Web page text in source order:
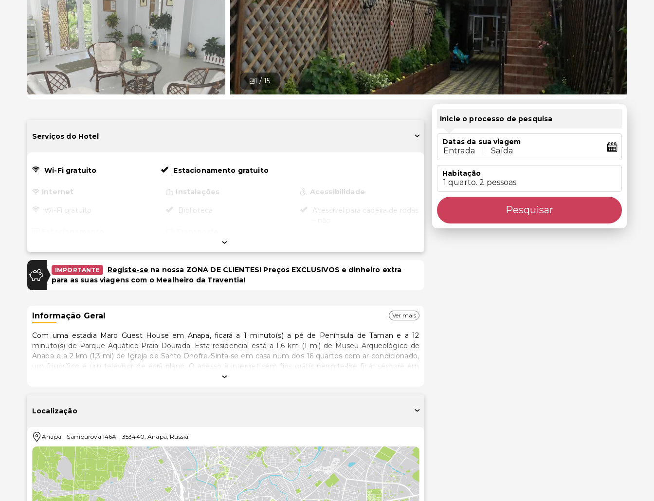
1 /15
Serviços do Hotel
Wi-Fi gratuito Estacionamento gratuito
Internet
Wi-Fi gratuito
Estacionamento gratuito
Instalações
Biblioteca
Transporte para o aeroporto
Acessibilidade
Acessível para cadeira de rodas
Serviço de lavanderia
IMPORTANTE Registe-se na nossa ZONA DE CLIENTES! Preços EXCLUSIVOS e dinheiro extra
para as suas viagens com o Mealheiro da Traventia!
Informação Geral Ver mais
Com uma estadia Maro Guest House em Anapa, ficará a 1 minuto(s) a pé de Península de Taman e a 12
minuto(s) de Parque Aquático Praia Dourada. Esta residencial está a 1,6 km (1 mi) de Museu Arqueológico de
Anapa e a 2 km (1,3 mi) de Igreja de Santo Onofre..Sinta-se em casa num dos 16 quartos com ar condicionado,
um frigorífico e um televisor de ecrã plano. O acesso à internet sem fios grátis permite-lhe ficar sempre em
contacto. Ao final do dia, assista a uma seleção de canais digitais. As casas de banho estão equipadas com um
Wi-Fi grátis e uma máquina de venda automática..Se quiser petiscar no conforto dos lençóis, dê uma vista de
olhos pela ementa do serviço de quarto. A casa de hóspedes serve pequenos-almoços continentais
armazenamento de bagagem, uma lavandaria e um dispensador de água. Poderá solicitar transporte de/para o
aeroporto e existe, também, estacionamento limitado no local..As distâncias são apresentadas à 0,1 milha e ao
quilómetro mais próximo.
Península de Taman - 0,1 km/0,1 mi
Parque Aquático Praia Dourada - 1 km/0,6 mi
Museu Arqueológico de Anapa - 1,1 km/0,7 mi
Localização
Anapa - Samburova 146A - 353440,Anapa, Rússia
Inicie o processo de pesquisa
Datas da sua viagem
Entrada Saída
Habitação
1 quarto. 2 pessoas
Pesquisar